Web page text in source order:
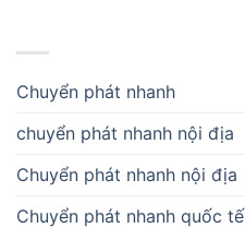
Chuyển phát nhanh
chuyển phát nhanh nội địa
Chuyển phát nhanh nội địa
Chuyển phát nhanh quốc tế